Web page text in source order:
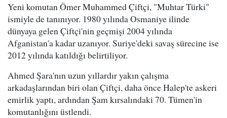
Yeni komutan Ömer Muhammed Çiftçi, "Muhtar Türki"
ismiyle de tanınıyor. 1980 yılında Osmaniye ilinde
dünyaya gelen Çiftçi'nin geçmişi 2004 yılında
Afganistan'a kadar uzanıyor. Suriye'deki savaş sürecine ise
2012 yılında katıldığı belirtiliyor.
Ahmed Şara'nın uzun yıllardır yakın çalışma
arkadaşlarından biri olan Çiftçi, daha önce Halep'te askeri
emirlik yaptı, ardından Şam kırsalındaki 70. Tümen'in
komutanlığını üstlendi.